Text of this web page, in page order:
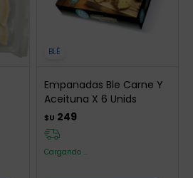
BLÉ
Empanadas Ble Carne Y
Aceituna X 6 Unids
$U 249
Cargando ...